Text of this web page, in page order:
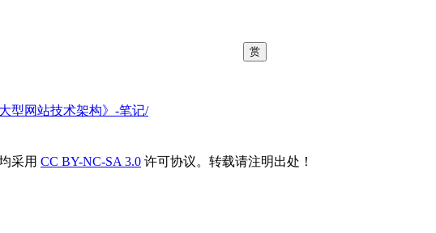
赏
型网站技术架构》-笔记/
采用 CC BY-NC-SA 3.0 许可协议。转载请注明出处！